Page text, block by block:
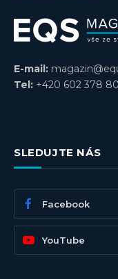
E-mail:
Tel: +420 602 378
SLEDUJTE NÁS
Facebook
YouTube